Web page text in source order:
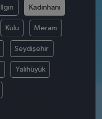
Ilgın Kadınhanı
Kulu Meram
Seydişehir
Yalıhüyük